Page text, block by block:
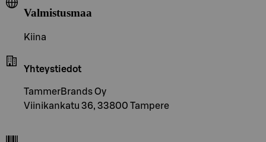
Valmistusmaa
Kiina
Yhteystiedot
TammerBrands Oy
Viinikankatu 36, 33800 Tampere